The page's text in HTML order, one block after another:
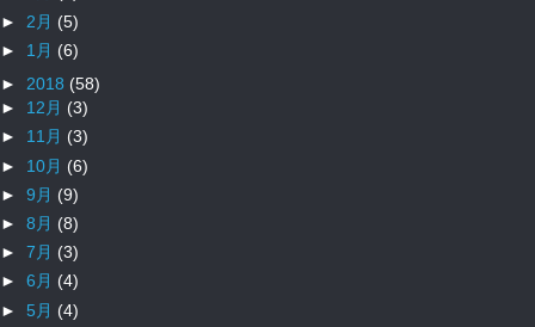
► 2月 (5)
► 1月 (6)
► 2018 (58)
► 12月 (3)
► 11月 (3)
► 10月 (6)
► 9月 (9)
► 8月 (8)
► 7月 (3)
► 6月 (4)
► 5月 (4)